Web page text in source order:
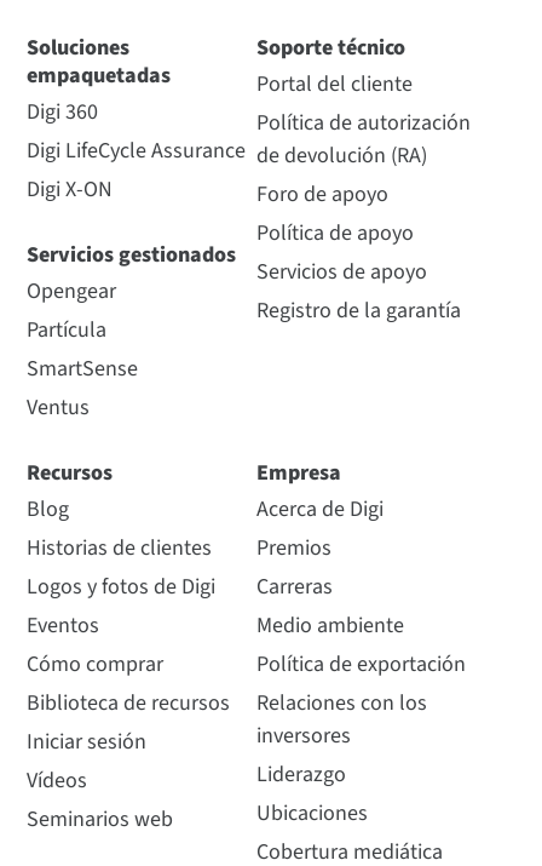
Soluciones
empaquetadas
Digi 360
Digi LifeCycle Assurance
Digi X-ON
Servicios gestionados
Opengear
Partícula
SmartSense
Ventus
Soporte técnico
Portal del cliente
Política de autorización
de devolución (RA)
Foro de apoyo
Política de apoyo
Servicios de apoyo
Registro de la garantía
Recursos
Blog
Historias de clientes
Logos y fotos de Digi
Eventos
Cómo comprar
Biblioteca de recursos
Iniciar sesión
Vídeos
Seminarios web
Empresa
Acerca de Digi
Premios
Carreras
Medio ambiente
Política de exportación
Relaciones con los
inversores
Liderazgo
Ubicaciones
Cobertura mediática